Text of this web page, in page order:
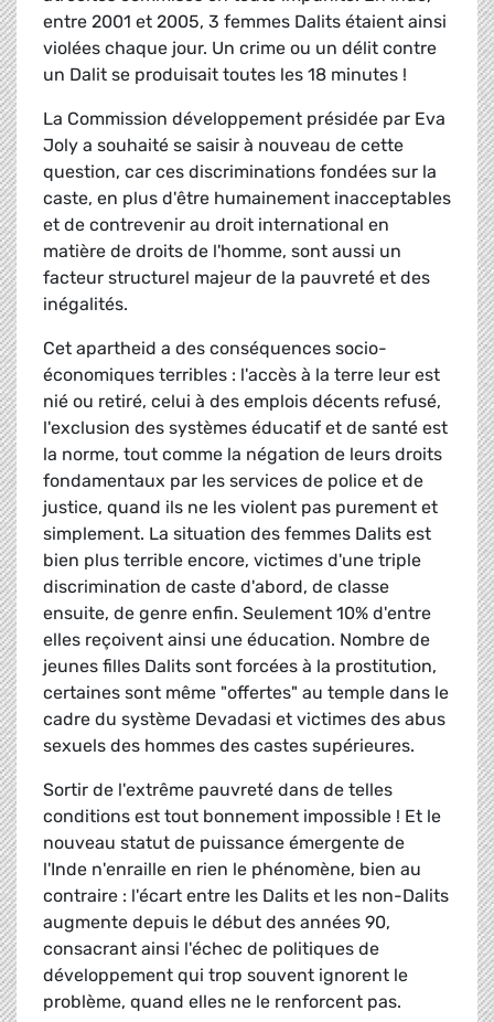
entre 2001 et 2005, 3 femmes Dalits étaient ainsi
violées chaque jour. Un crime ou un délit contre
un Dalit se produisait toutes les 18 minutes !
La Commission développement présidée par Eva
Joly a souhaité se saisir à nouveau de cette
question, car ces discriminations fondées sur la
caste, en plus d'être humainement inacceptables
et de contrevenir au droit international en
matière de droits de l'homme, sont aussi un
facteur structurel majeur de la pauvreté et des
inégalités.
Cet apartheid a des conséquences socio-
économiques terribles : l'accès à la terre leur est
nié ou retiré, celui à des emplois décents refusé,
l'exclusion des systèmes éducatif et de santé est
la norme, tout comme la négation de leurs droits
fondamentaux par les services de police et de
justice, quand ils ne les violent pas purement et
simplement. La situation des femmes Dalits est
bien plus terrible encore, victimes d'une triple
discrimination de caste d'abord, de classe
ensuite, de genre enfin. Seulement 10% d'entre
elles reçoivent ainsi une éducation. Nombre de
jeunes filles Dalits sont forcées à la prostitution,
certaines sont même "offertes" au temple dans le
cadre du système Devadasi et victimes des abus
sexuels des hommes des castes supérieures.
Sortir de l'extrême pauvreté dans de telles
conditions est tout bonnement impossible ! Et le
nouveau statut de puissance émergente de
l'Inde n'enraille en rien le phénomène, bien au
contraire : l'écart entre les Dalits et les non-Dalits
augmente depuis le début des années 90,
consacrant ainsi l'échec de politiques de
développement qui trop souvent ignorent le
problème, quand elles ne le renforcent pas.